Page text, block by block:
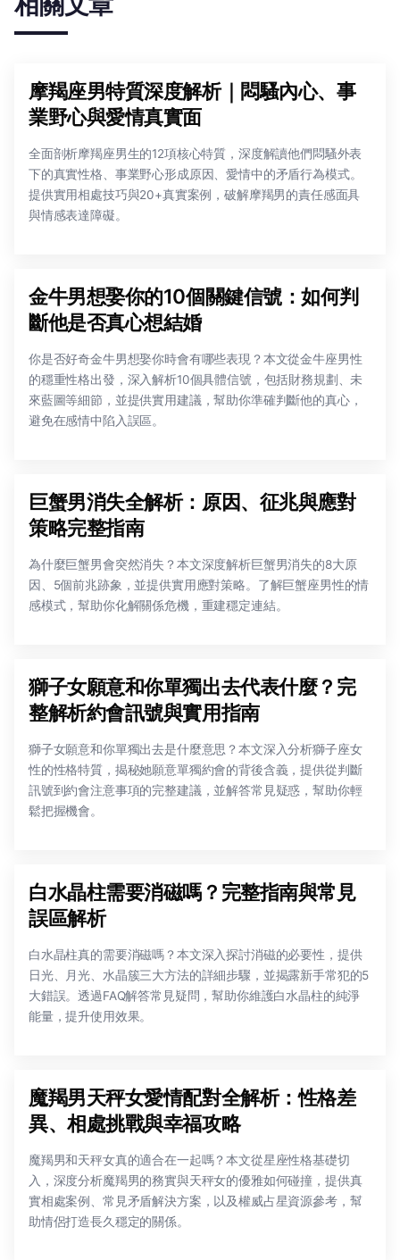
摩羯座男特質深度解析｜悶騷內心、事
業野心與愛情真實面
全面剖析摩羯座男生的12項核心特質，深度解讀他們悶騷外表
下的真實性格、事業野心形成原因、愛情中的矛盾行為模式。
提供實用相處技巧與20+真實案例，破解摩羯男的責任感面具
與情感表達障礙。
金牛男想娶你的10個關鍵信號：如何判
斷他是否真心想結婚
你是否好奇金牛男想娶你時會有哪些表現？本文從金牛座男性
的穩重性格出發，深入解析10個具體信號，包括財務規劃、未
來藍圖等細節，並提供實用建議，幫助你準確判斷他的真心，
避免在感情中陷入誤區。
巨蟹男消失全解析：原因、征兆與應對
策略完整指南
為什麼巨蟹男會突然消失？本文深度解析巨蟹男消失的8大原
因、5個前兆跡象，並提供實用應對策略。了解巨蟹座男性的情
感模式，幫助你化解關係危機，重建穩定連結。
獅子女願意和你單獨出去代表什麼？完
整解析約會訊號與實用指南
獅子女願意和你單獨出去是什麼意思？本文深入分析獅子座女
性的性格特質，揭秘她願意單獨約會的背後含義，提供從判斷
訊號到約會注意事項的完整建議，並解答常見疑惑，幫助你輕
鬆把握機會。
白水晶柱需要消磁嗎？完整指南與常見
誤區解析
白水晶柱真的需要消磁嗎？本文深入探討消磁的必要性，提供
日光、月光、水晶簇三大方法的詳細步驟，並揭露新手常犯的5
大錯誤。透過FAQ解答常見疑問，幫助你維護白水晶柱的純淨
能量，提升使用效果。
魔羯男天秤女愛情配對全解析：性格差
異、相處挑戰與幸福攻略
魔羯男和天秤女真的適合在一起嗎？本文從星座性格基礎切
入，深度分析魔羯男的務實與天秤女的優雅如何碰撞，提供真
實相處案例、常見矛盾解決方案，以及權威占星資源參考，幫
助情侶打造長久穩定的關係。